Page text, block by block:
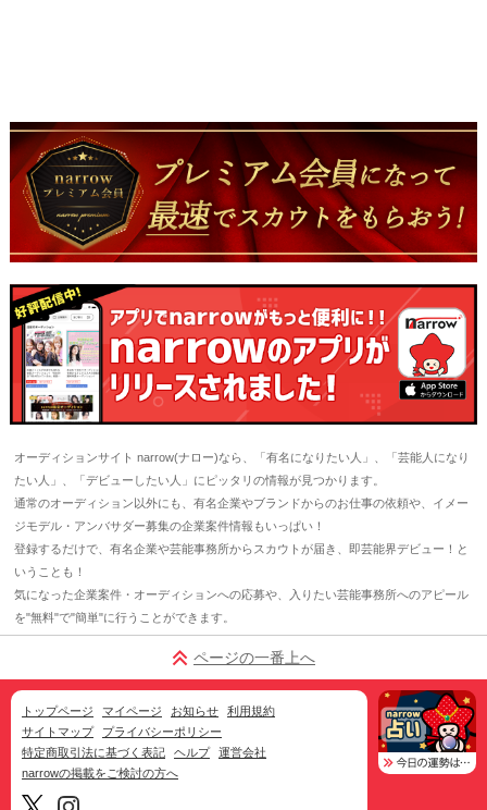
オーディションサイト narrow(ナロー)なら、「有名になりたい人」、「芸能人になり
たい人」、「デビューしたい人」にピッタリの情報が見つかります。
通常のオーディション以外にも、有名企業やブランドからのお仕事の依頼や、イメー
ジモデル・アンバサダー募集の企業案件情報もいっぱい！
登録するだけで、有名企業や芸能事務所からスカウトが届き、即芸能界デビュー！と
いうことも！
気になった企業案件・オーディションへの応募や、入りたい芸能事務所へのアピール
を"無料"で"簡単"に行うことができます。
ページの一番上へ
トップページ マイページ お知らせ
利用規約
サイトマップ
プライバシーポリシー
特定商取引法に基づく表記
ヘルプ
運営会社
narrowの掲載をご検討の方へ